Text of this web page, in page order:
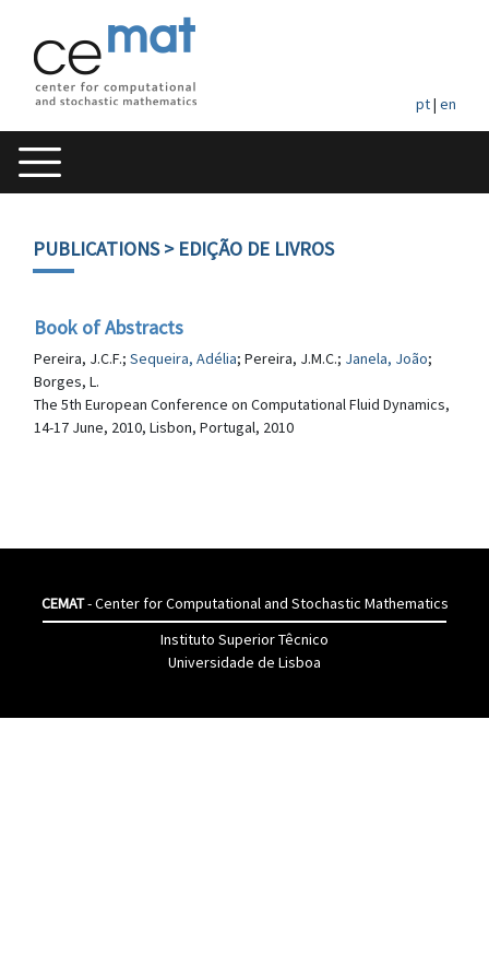
pt| en
PUBLICATIONS> EDIÇÃO DE LIVROS
Book of Abstracts
Pereira, J.C.F.; Sequeira, Adélia; Pereira, J.M.C.; Janela, João;
Borges, L.
The 5th European Conference on Computational Fluid Dynamics,
14-17 June, 2010, Lisbon, Portugal, 2010
CEMAT- Center for Computational and Stochastic Mathematics
Instituto Superior Têcnico
Universidade de Lisboa